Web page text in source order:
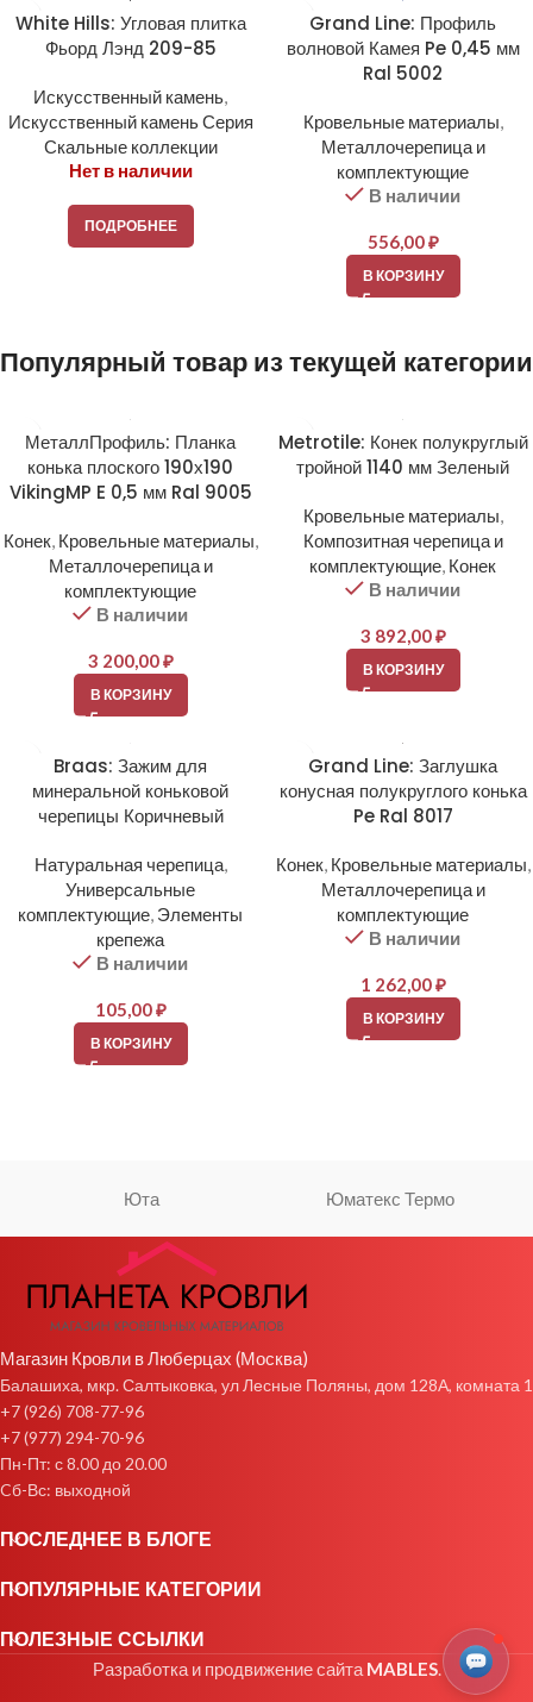
White Hills: Угловая плитка
Фьорд Лэнд 209-85
Искусственный камень,
Искусственный камень Серия
Скальные коллекции
Нет в наличии
ПОДРОБНЕЕ
Grand Line: Профиль
волновой Камея Pe 0,45 мм
Ral 5002
Кровельные материалы,
Металлочерепица и
комплектующие
В наличии
556,00₽
В КОРЗИНУ
Популярный товар из текущей категории
МеталлПрофиль: Планка
конька плоского 190х190
VikingMP E 0,5 мм Ral 9005
Конек, Кровельные материалы,
Металлочерепица и
комплектующие
В наличии
3 200,00₽
В КОРЗИНУ
Metrotile: Конек полукруглый
тройной 1140 мм Зеленый
Кровельные материалы,
Композитная черепица и
комплектующие, Конек
В наличии
3 892,00₽
В КОРЗИНУ
Braas: Зажим для
минеральной коньковой
черепицы Коричневый
Натуральная черепица,
Универсальные
комплектующие, Элементы
крепежа
В наличии
105,00₽
В КОРЗИНУ
Grand Line: Заглушка
конусная полукруглого конька
Pe Ral 8017
Конек, Кровельные материалы,
Металлочерепица и
комплектующие
В наличии
1 262,00₽
В КОРЗИНУ
Юта Юматекс Термо
Магазин Кровли в Люберцах (Москва)
Балашиха, мкр. Салтыковка, ул Лесные Поляны, дом 128А, комната 1
+7 (926) 708-77-96
+7 (977) 294-70-96
Пн-Пт: с 8.00 до 20.00
Cб-Вс: выходной
ПОСЛЕДНЕЕ В БЛОГЕ
ПОПУЛЯРНЫЕ КАТЕГОРИИ
ПОЛЕЗНЫЕ ССЫЛКИ
Разработка и продвижение сайтаMABLES.